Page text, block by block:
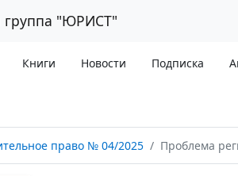
группа "ЮРИСТ"
Книги Новости Подписка
право № 04/2025 Проблема